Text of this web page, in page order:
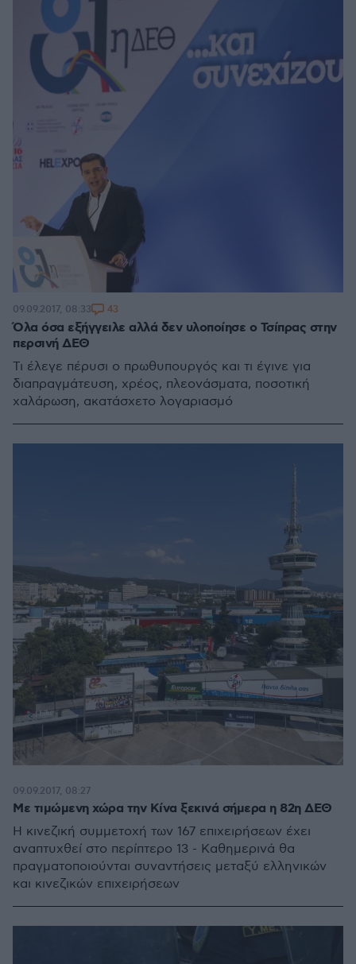
Όλα όσα εξήγγειλε αλλά δεν υλοποίησε ο Τσίπρας στην
περσινή ΔΕΘ
Τι έλεγε πέρυσι ο πρωθυπουργός και τι έγινε για
διαπραγμάτευση, χρέος, πλεονάσματα, ποσοτική
χαλάρωση, ακατάσχετο λογαριασμό
09.09.2017, 08:33 43
Με τιμώμενη χώρα την Κίνα ξεκινά σήμερα η 82η ΔΕΘ
Η κινεζική συμμετοχή των 167 επιχειρήσεων έχει
αναπτυχθεί στο περίπτερο 13 - Καθημερινά θα
πραγματοποιούνται συναντήσεις μεταξύ ελληνικών
και κινεζικών επιχειρήσεων
09.09.2017, 08:27